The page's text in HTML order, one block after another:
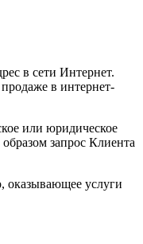
в сети Интернет.
в интернет-
или юридическое
запрос Клиента
оказывающее услуги